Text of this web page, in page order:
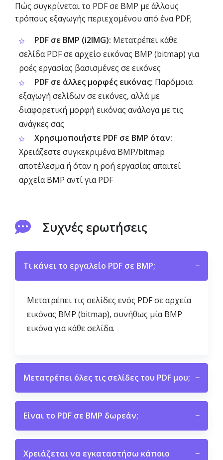
Πώς συγκρίνεται το PDF σε BMP με άλλους
τρόπους εξαγωγής περιεχομένου από ένα PDF;
PDF σε BMP (i2IMG): Μετατρέπει κάθε
σελίδα PDF σε αρχείο εικόνας BMP (bitmap) για
ροές εργασίας βασισμένες σε εικόνες
PDF σε άλλες μορφές εικόνας: Παρόμοια
εξαγωγή σελίδων σε εικόνες, αλλά με
διαφορετική μορφή εικόνας ανάλογα με τις
ανάγκες σας
Χρησιμοποιήστε PDF σε BMP όταν:
Χρειάζεστε συγκεκριμένα BMP/bitmap
αποτέλεσμα ή όταν η ροή εργασίας απαιτεί
αρχεία BMP αντί για PDF
Συχνές ερωτήσεις
Τι κάνει το εργαλείο PDF σε BMP; −
Μετατρέπει τις σελίδες ενός PDF σε αρχεία
εικόνας BMP (bitmap), συνήθως μία BMP
εικόνα για κάθε σελίδα.
Μετατρέπει όλες τις σελίδες του PDF μου; −
Είναι το PDF σε BMP δωρεάν; −
Χρειάζεται να εγκαταστήσω κάποιο
−